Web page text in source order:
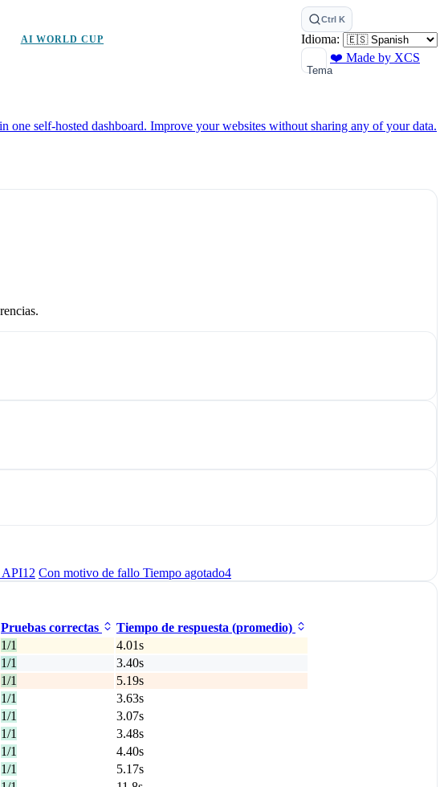
AI WORLD CUP
Ctrl K
Idioma:
Tema
❤️ Made by XCS
in one self-hosted dashboard. Improve your websites without sharing any of your data.
API12 Con motivo de fallo Tiempo agotado4
Pruebas correctas
Tiempo de respuesta (promedio)
1/1
4.01s
1/1
3.40s
1/1
5.19s
1/1
3.63s
1/1
3.07s
1/1
3.48s
1/1
4.40s
1/1
5.17s